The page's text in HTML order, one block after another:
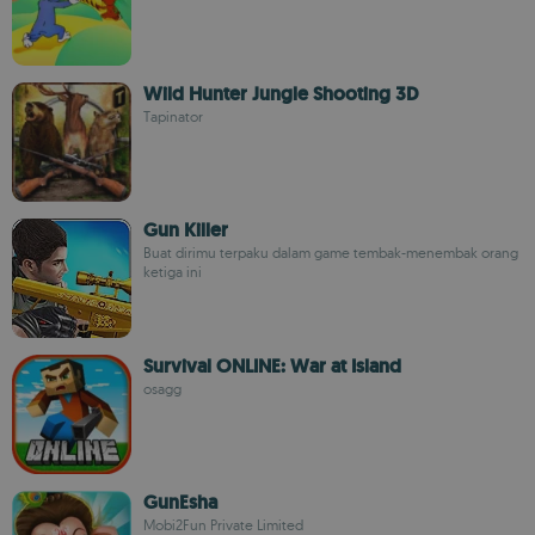
Wild Hunter Jungle Shooting 3D
Tapinator
Gun Killer
Buat dirimu terpaku dalam game tembak-menembak orang
ketiga ini
Survival ONLINE: War at Island
osagg
GunEsha
Mobi2Fun Private Limited